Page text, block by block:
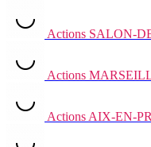
Actions SALON-
Actions
Actions AIX-EN-